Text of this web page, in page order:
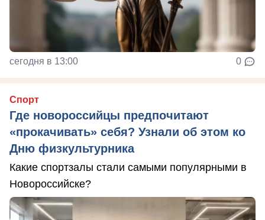
сегодня в 13:00 0
Спорт
Где новороссийцы предпочитают
«прокачивать» себя? Узнали об этом ко
Дню физкультурника
Какие спортзалы стали самыми популярными в
Новороссийске?